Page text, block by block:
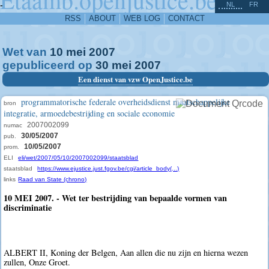
-
RSS ABOUT WEB LOG CONTACT
NL FR
Wet van 10 mei 2007
gepubliceerd op 30 mei 2007
Een dienst van vzw OpenJustice.be
bron
programmatorische federale overheidsdienst maatschappelijke
integratie, armoedebestrijding en sociale economie
numac 2007002099
pub. 30/05/2007
prom. 10/05/2007
ELI
eli/wet/2007/05/10/2007002099/staatsblad
staatsblad
https://www.ejustice.just.fgov.be/cgi/article_body(...)
links Raad van State (chrono)
10 MEI 2007. - Wet ter bestrijding van bepaalde vormen van
discriminatie
ALBERT II, Koning der Belgen, Aan allen die nu zijn en hierna wezen
zullen, Onze Groet.
^